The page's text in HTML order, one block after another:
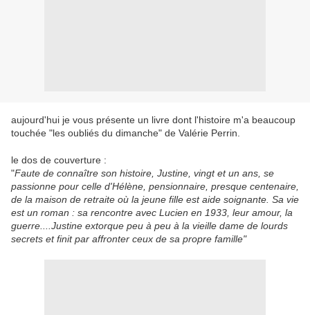
aujourd'hui je vous présente un livre dont l'histoire m'a beaucoup
touchée "les oubliés du dimanche" de Valérie Perrin.
le dos de couverture :
"Faute de connaître son histoire, Justine, vingt et un ans, se
passionne pour celle d'Hélène, pensionnaire, presque centenaire,
de la maison de retraite où la jeune fille est aide soignante. Sa vie
est un roman : sa rencontre avec Lucien en 1933, leur amour, la
guerre....Justine extorque peu à peu à la vieille dame de lourds
secrets et finit par affronter ceux de sa propre famille"